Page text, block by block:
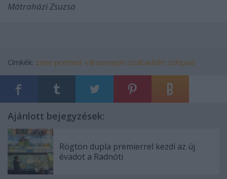
Mátraházi Zsuzsa
Címkék: zene premier városmajori szabadtéri színpad
Ajánlott bejegyzések:
Rögtön dupla premierrel kezdi az új
évadot a Radnóti